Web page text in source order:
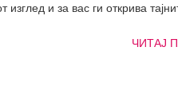
изглед и за вас ги открива
ЧИТАЈ